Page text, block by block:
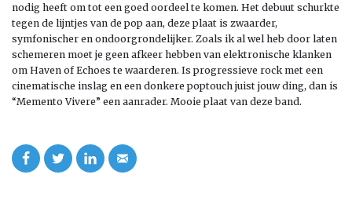
nodig heeft om tot een goed oordeel te komen. Het debuut schurkte
tegen de lijntjes van de pop aan, deze plaat is zwaarder,
symfonischer en ondoorgrondelijker. Zoals ik al wel heb door laten
schemeren moet je geen afkeer hebben van elektronische klanken
om Haven of Echoes te waarderen. Is progressieve rock met een
cinematische inslag en een donkere poptouch juist jouw ding, dan is
“Memento Vivere” een aanrader. Mooie plaat van deze band.